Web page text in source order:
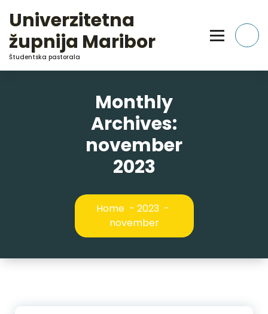
Content
Univerzitetna
župnija Maribor
Študentska pastorala
Monthly
Archives:
november
2023
Home - 2023 -
november